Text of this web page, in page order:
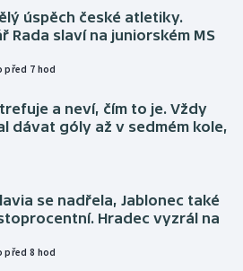
úspěch české atletiky.
Rada slaví na juniorském MS
před 7 hod
a neví, čím to je. Vždy
dávat góly až v sedmém kole,
se nadřela, Jablonec také
Hradec vyzrál na
před 8 hod